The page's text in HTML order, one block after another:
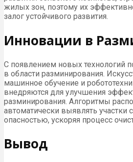
жилых зон, поэтому их
залог устойчивого развития.
Инновации в
С появлением новых технологий
в области разминирования.
машинное обучение и
внедряются для улучшения
разминирования. Алгоритмы
автоматически выявлять участки
опасностью, ускоряя процесс
Вывод